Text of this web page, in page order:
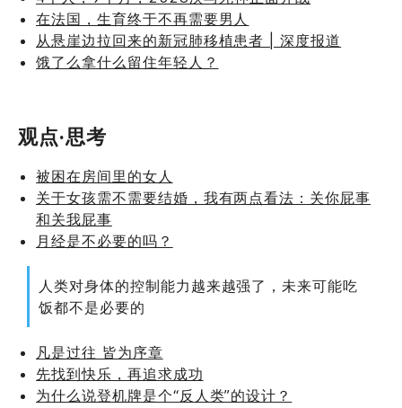
在法国，生育终于不再需要男人
从悬崖边拉回来的新冠肺移植患者 | 深度报道
饿了么拿什么留住年轻人？
观点·思考
被困在房间里的女人
关于女孩需不需要结婚，我有两点看法：关你屁事
和关我屁事
月经是不必要的吗？
人类对身体的控制能力越来越强了，未来可能吃
饭都不是必要的
凡是过往 皆为序章
先找到快乐，再追求成功
为什么说登机牌是个“反人类”的设计？